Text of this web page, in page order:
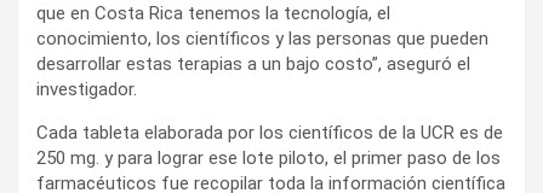
que en Costa Rica tenemos la tecnología, el
conocimiento, los científicos y las personas que pueden
desarrollar estas terapias a un bajo costo”, aseguró el
investigador.
Cada tableta elaborada por los científicos de la UCR es de
250 mg. y para lograr ese lote piloto, el primer paso de los
farmacéuticos fue recopilar toda la información científica